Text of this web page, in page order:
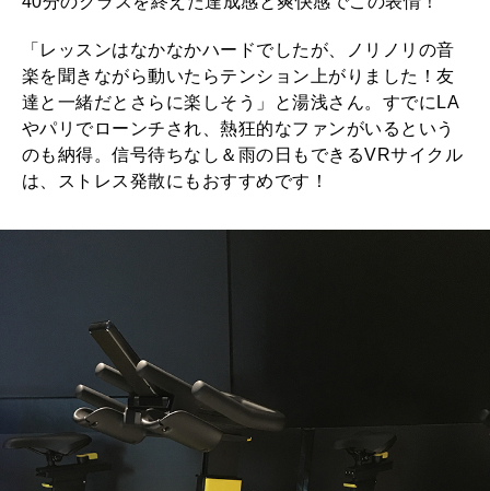
「レッスンはなかなかハードでしたが、ノリノリの音
楽を聞きながら動いたらテンション上がりました！友
達と一緒だとさらに楽しそう」と湯浅さん。すでにLA
やパリでローンチされ、熱狂的なファンがいるという
のも納得。信号待ちなし＆雨の日もできるVRサイクル
は、ストレス発散にもおすすめです！